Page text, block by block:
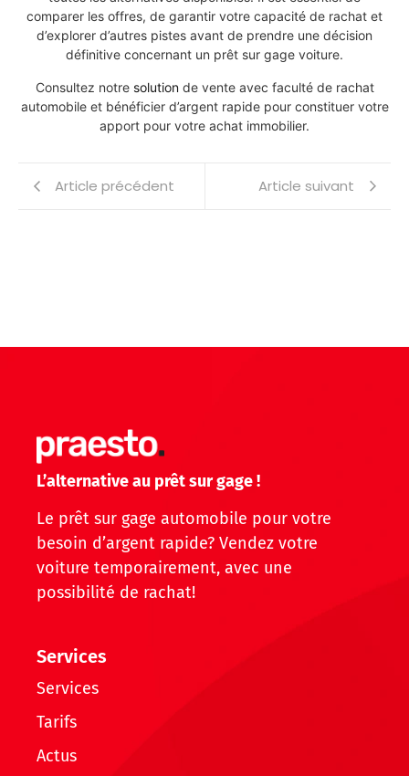
comparer les offres, de garantir votre capacité de rachat et
d’explorer d’autres pistes avant de prendre une décision
définitive concernant un prêt sur gage voiture.
Consultez notre solutionde vente avec faculté de rachat
automobile et bénéficier d’argent rapide pour constituer votre
apport pour votre achat immobilier.
Article précédent Article suivant
L’alternative au prêt sur gage !
Le prêt sur gage automobile pour votre
besoin d’argent rapide? Vendez votre
voiture temporairement, avec une
possibilité de rachat!
Services
Services
Tarifs
Actus